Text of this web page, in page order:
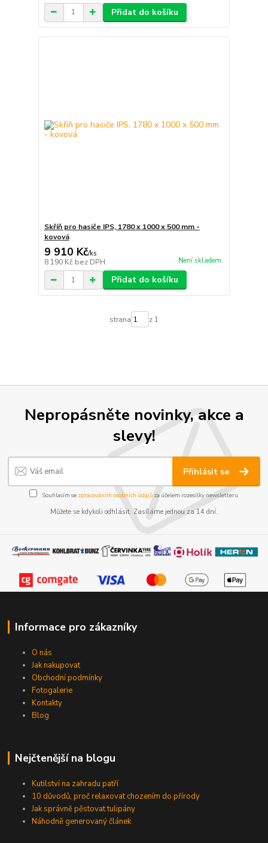
Přidat do košíku
Skříň pro hasiče IPS, 1780 x 1000 x 500 mm -
kovová
9 910 Kč/ks
8 190 Kč bez DPH Není skladem
Přidat do košíku
strana z 1
Nepropásněte novinky, akce a
slevy!
Přihlásit se
Souhlasím se zpracováním osobních údajůza účelem rozesílky newsletteru.
Můžete se kdykoli odhlásit. Zasíláme jednou za 14 dní.
Informace pro zákazníky
O nás
Jak nakupovat
Obchodní podmínky
Fotogalerie
Kontakty
Blog
Nejčtenější na blogu
Kutilství na zahradu patří
10 důvodů, proč relaxovat chozením do přírody
Jak správně pěstovat tulipány
Náhodně generovaný článek